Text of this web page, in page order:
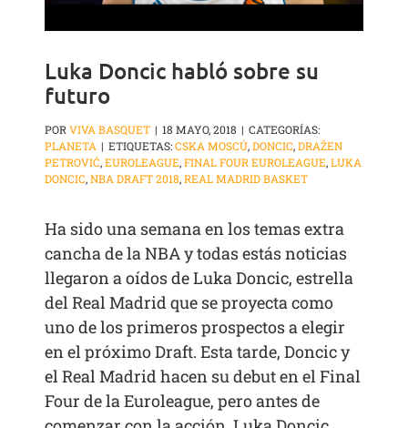
Luka Doncic habló sobre su
futuro
PORVIVA BASQUET | 18 MAYO, 2018 | CATEGORÍAS:
PLANETA | ETIQUETAS:CSKA MOSCÚ,DONCIC,DRAŽEN
PETROVIĆ,EUROLEAGUE,FINAL FOUR EUROLEAGUE,LUKA
DONCIC,NBA DRAFT 2018,REAL MADRID BASKET
Ha sido una semana en los temas extra
cancha de la NBA y todas estás noticias
llegaron a oídos de Luka Doncic, estrella
del Real Madrid que se proyecta como
uno de los primeros prospectos a elegir
en el próximo Draft. Esta tarde, Doncic y
el Real Madrid hacen su debut en el Final
Four de la Euroleague, pero antes de